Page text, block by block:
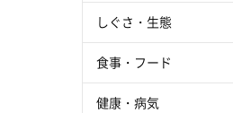
しぐさ・生態
食事・フード
健康・病気